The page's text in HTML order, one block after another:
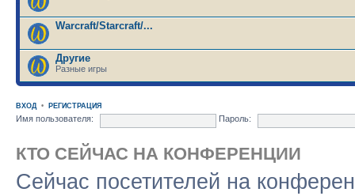
Warcraft/Starcraft/...
Другие
Разные игры
ВХОД• РЕГИСТРАЦИЯ
Имя пользователя: Пароль:
КТО СЕЙЧАС НА КОНФЕРЕНЦИИ
Сейчас посетителей на